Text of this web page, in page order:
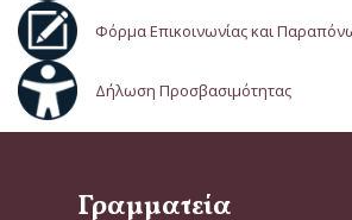
Φόρμα Επικοινωνίας και
Δήλωση Προσβασιμότητας
Γραμματεία